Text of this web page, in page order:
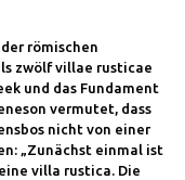
römischen
zwölf villae rusticae
und das Fundament
vermutet, dass
nicht von einer
„Zunächst einmal ist
villa rustica. Die